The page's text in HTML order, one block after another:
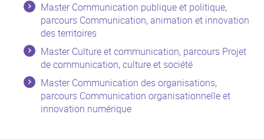
Master Communication publique et politique,
parcours Communication, animation et innovation
des territoires
Master Culture et communication, parcours Projet
de communication, culture et société
Master Communication des organisations,
parcours Communication organisationnelle et
innovation numérique